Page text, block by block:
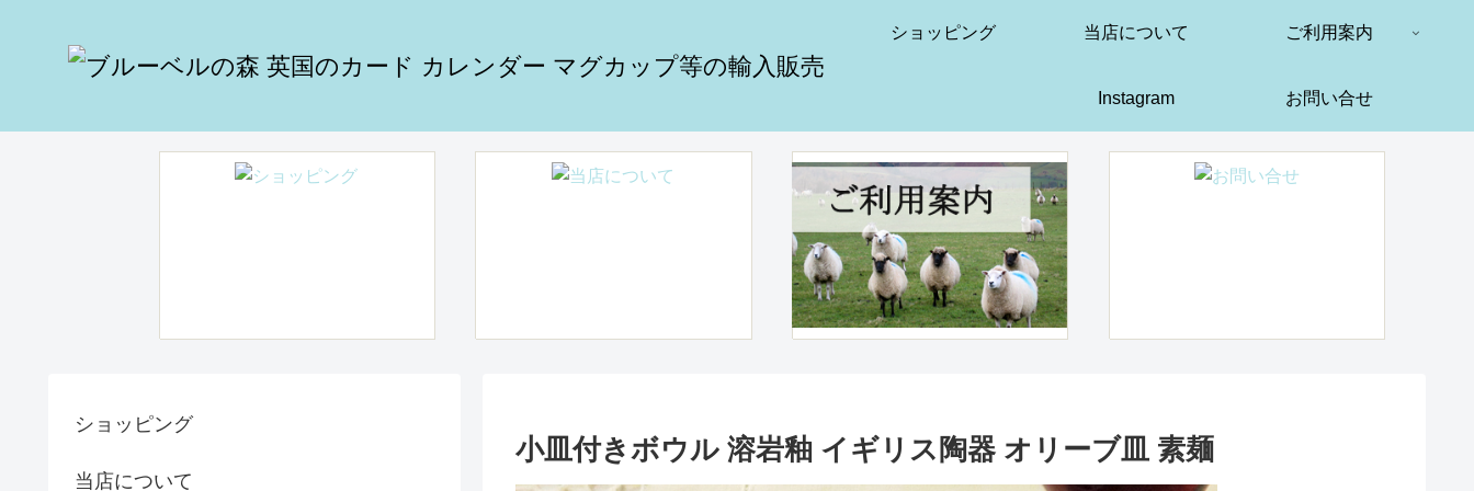
ショッピング 当店について ご利用案内
Instagram お問い合せ
小皿付きボウル 溶岩釉 イギリス陶器 オリーブ皿 素麺
ショッピング
当店について